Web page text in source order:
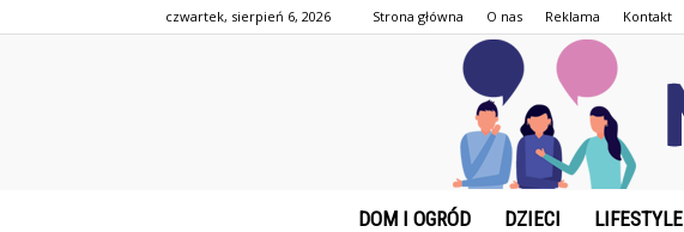
czwartek, sierpień 6, 2026 Strona główna O nas Reklama Kontakt
DOM I OGRÓD DZIECI LIFESTYLE